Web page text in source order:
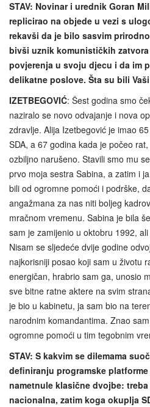
STAV: Novinar i urednik Goran
replicirao na objede u vezi s
rekavši da je bilo sasvim
bivši uznik komunističkih
povjerenja u svoju djecu i da im
delikatne poslove. Šta su bili
IZETBEGOVIĆ: Šest godina smo
naziralo se novo odvajanje i nova
zdravlje. Alija Izetbegović je imao
SDA, a 67 godina kada je počeo
ozbiljno narušeno. Stavili smo mu
prvo moja sestra Sabina, a zatim i
bili od ogromne pomoći i podrške,
angažmana za nas niti boljeg
mračnom vremenu. Sabina je bila
sam je zamijenio u oktobru 1992,
Nisam se sljedeće dvije godine
najkorisniji posao koji sam u životu
energičan, hrabrio sam ga, unosio
sve bitne ratne aktere na svim
je bio u kabinetu, ja sam bio na
narodnim komandantima. Znao
ogromne pomoći u tim tegobnim
STAV: S kakvim se dilemama
definiranju programske
nametnule klasične dvojbe:
nacionalna, zatim koga okuplja